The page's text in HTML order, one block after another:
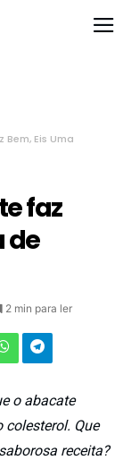
Eis Uma
faz
de
2 min para ler
o abacate
Que
receita?